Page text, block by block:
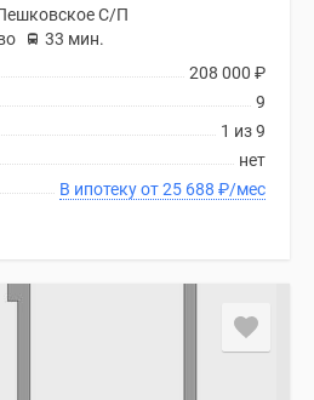
С/П
33 мин.
208 000 ₽
9
1 из 9
нет
В ипотеку от 25 688 ₽/мес